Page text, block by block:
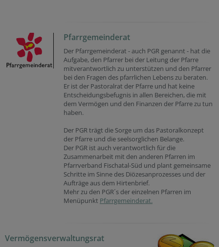
Pfarrgemeinderat
Der Pfarrgemeinderat - auch PGR genannt - hat die
Aufgabe, den Pfarrer bei der Leitung der Pfarre
mitverantwortlich zu unterstützen und den Pfarrer
bei den Fragen des pfarrlichen Lebens zu beraten.
Er ist der Pastoralrat der Pfarre und hat keine
Entscheidungsbefugnis in allen Bereichen, die mit
dem Vermögen und den Finanzen der Pfarre zu tun
haben.
Der PGR trägt die Sorge um das Pastoralkonzept
der Pfarre und die seelsorglichen Belange.
Der PGR ist auch verantwortlich für die
Zusammenarbeit mit den anderen Pfarren im
Pfarrverband Fischatal-Süd und plant gemeinsame
Schritte im Sinne des Diözesanprozesses und der
Aufträge aus dem Hirtenbrief.
Mehr zu den PGR´s der einzelnen Pfarren im
Menüpunkt Pfarrgemeinderat.
Vermögensverwaltungsrat